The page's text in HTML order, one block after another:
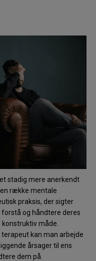
stadig mere anerkendt
række mentale
praksis, der sigter
og håndtere deres
måde.
kan man arbejde
årsager til ens
dem på.